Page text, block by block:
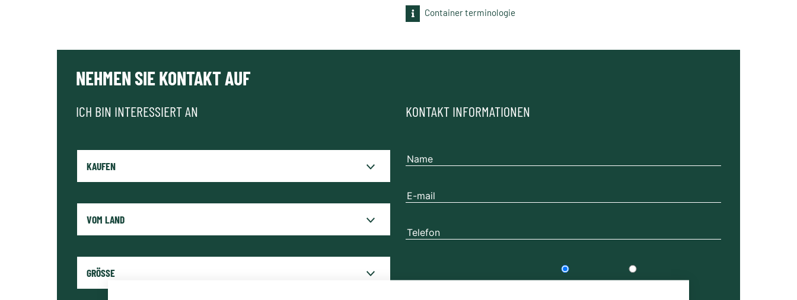
Container terminologie
NEHMEN SIE KONTAKT AUF
ICH BIN INTERESSIERT AN KONTAKT INFORMATIONEN